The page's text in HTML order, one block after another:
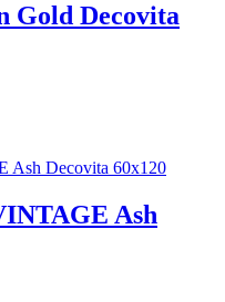
Gold Decovita
Ash